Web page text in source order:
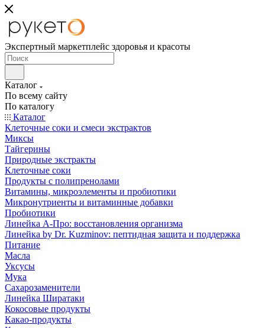
Экспертный маркетплейс здоровья и красоты
Каталог
По всему сайту
По каталогу
Каталог
Клеточные соки и смеси экстрактов
Миксы
Тайгерины
Природные экстракты
Клеточные соки
Продукты с полипренолами
Витамины, микроэлементы и пробиотики
Микронутриенты и витаминные добавки
Пробиотики
Линейка А-Про: восстановления организма
Линейка by Dr. Kuzminov: пептидная защита и поддержка
Питание
Масла
Уксусы
Мука
Сахарозаменители
Линейка Ширатаки
Кокосовые продукты
Какао-продукты